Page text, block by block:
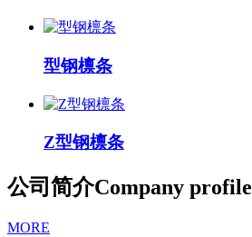
型钢檩条
Z型钢檩条
公司简介Company profile
MORE